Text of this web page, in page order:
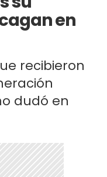
en
recibieron
dudó en